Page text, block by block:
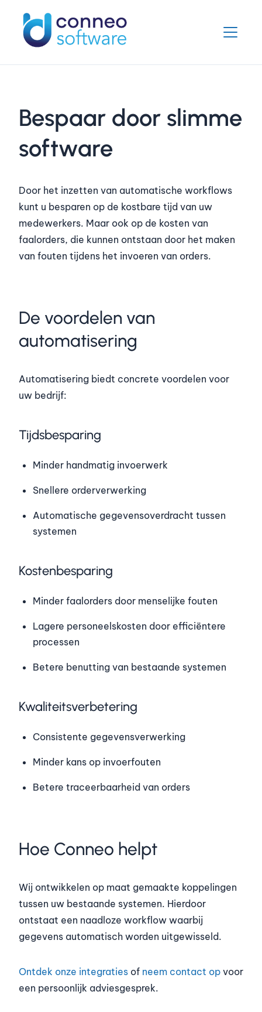
Bespaar door slimme
software
Door het inzetten van automatische workflows
kunt u besparen op de kostbare tijd van uw
medewerkers. Maar ook op de kosten van
faalorders, die kunnen ontstaan door het maken
van fouten tijdens het invoeren van orders.
De voordelen van
automatisering
Automatisering biedt concrete voordelen voor
uw bedrijf:
Tijdsbesparing
Minder handmatig invoerwerk
Snellere orderverwerking
Automatische gegevensoverdracht tussen
systemen
Kostenbesparing
Minder faalorders door menselijke fouten
Lagere personeelskosten door efficiëntere
processen
Betere benutting van bestaande systemen
Kwaliteitsverbetering
Consistente gegevensverwerking
Minder kans op invoerfouten
Betere traceerbaarheid van orders
Hoe Conneo helpt
Wij ontwikkelen op maat gemaakte koppelingen
tussen uw bestaande systemen. Hierdoor
ontstaat een naadloze workflow waarbij
gegevens automatisch worden uitgewisseld.
Ontdek onze integraties of neem contact op voor
een persoonlijk adviesgesprek.